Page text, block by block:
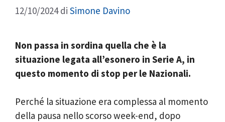
12/10/2024 di Simone Davino
Non passa in sordina quella che è la
situazione legata all’esonero in Serie A, in
questo momento di stop per le Nazionali.
Perché la situazione era complessa al momento
della pausa nello scorso week-end, dopo